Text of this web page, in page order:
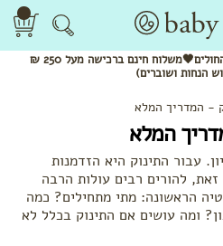
חינם
ברכישה מעל 250 ₪
הנחות ושוברים)
- המדריך המלא
המלא
עבור התינוק היא הזדמנות
להורים רבים עולות הרבה
הראשונה: מתי מתחילים? כמה
ומה עושים אם התינוק בכלל לא